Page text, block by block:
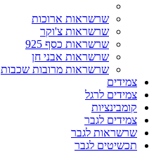
שרשראות ארוכות
שרשראות צ'וקר
שרשראות כסף 925
שרשראות אבני חן
שרשראות מרובות שכבות
צמידים
צמידים לרגל
קומבינציות
צמידים לגבר
שרשראות לגבר
תכשיטים לגבר